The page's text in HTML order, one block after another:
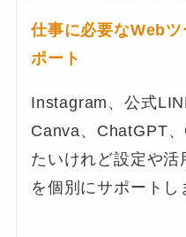
仕事に必要なWeb
ポート
Instagram、公式
Canva、ChatGPT
たいけれど設定や
を個別にサポートし